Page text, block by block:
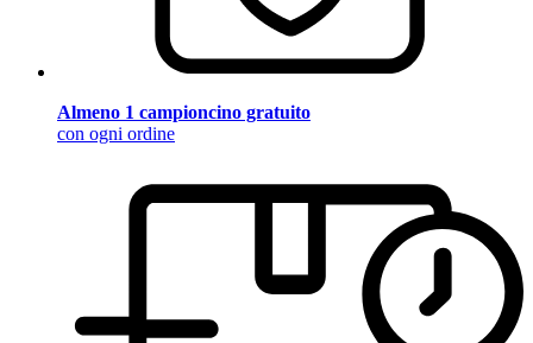
Almeno 1 campioncino gratuito
con ogni ordine